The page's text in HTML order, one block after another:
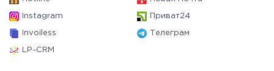
Instagram Приват24
Invoiless Телеграм
LP-CRM